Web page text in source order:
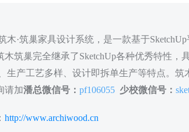
木·筑巢家具设计系统，是一款基于
木筑巢完全继承了SketchUp各种优秀特性
生产工艺多样、设计即拆单生产等特点。筑
请加潘总微信号： pf106055 少校微信号：
： http://www.archiwood.cn